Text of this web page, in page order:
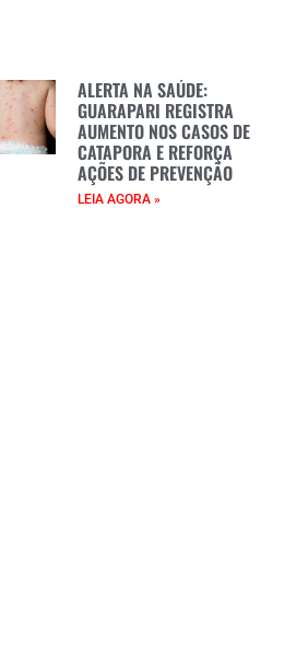
ALERTA NA SAÚDE:
GUARAPARI REGISTRA
AUMENTO NOS CASOS DE
CATAPORA E REFORÇA
AÇÕES DE PREVENÇÃO
LEIA AGORA »